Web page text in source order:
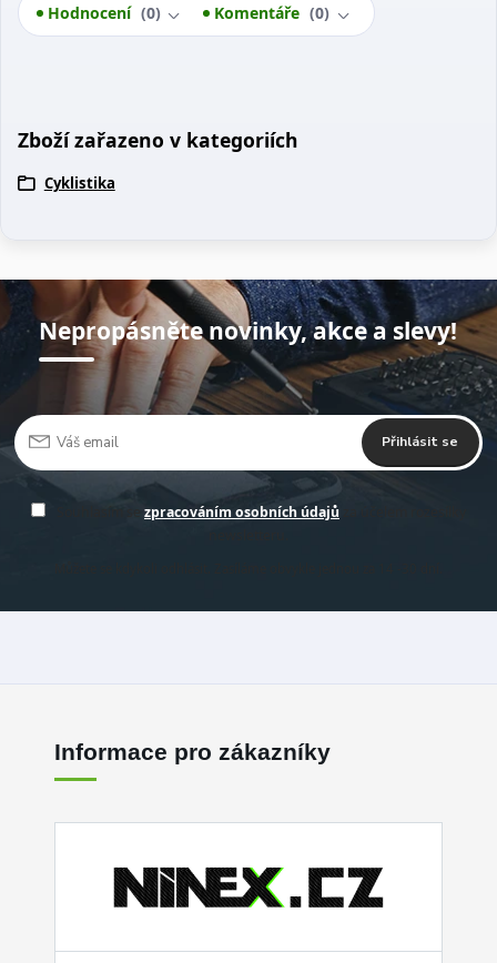
Hodnocení 0 Komentáře 0
Zboží zařazeno v kategoriích
Cyklistika
Nepropásněte novinky, akce a slevy!
Přihlásit se
zpracováním osobních údajů
Informace pro zákazníky